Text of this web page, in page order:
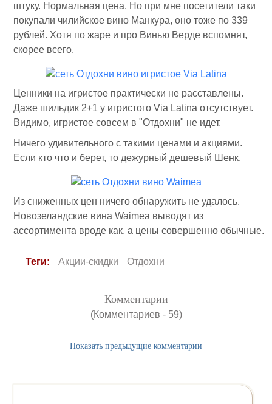
штуку. Нормальная цена. Но при мне посетители таки
покупали чилийское вино Манкура, оно тоже по 339
рублей. Хотя по жаре и про Винью Верде вспомнят,
скорее всего.
Ценники на игристое практически не расставлены.
Даже шильдик 2+1 у игристого Via Latina отсутствует.
Видимо, игристое совсем в "Отдохни" не идет.
Ничего удивительного с такими ценами и акциями.
Если кто что и берет, то дежурный дешевый Шенк.
Из сниженных цен ничего обнаружить не удалось.
Новозеландские вина Waimea выводят из
ассортимента вроде как, а цены совершенно обычные.
Теги: Акции-скидки Отдохни
Комментарии
(Комментариев - 59)
Показать предыдущие комментарии